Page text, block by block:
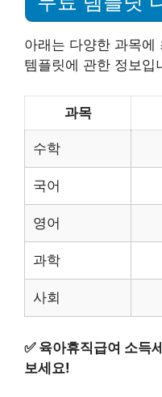
아래는 다양한 과목에
템플릿에 관한 정보입
과목
수학
국어
영어
과학
사회
✅ 육아휴직급여 소득
보세요!